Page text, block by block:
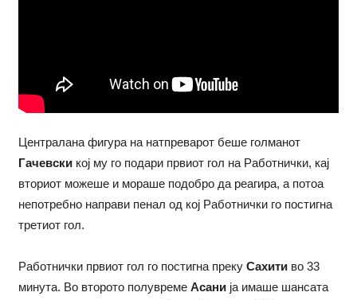
Централана фигура на натпреварот беше голманот
Гачевскикој му го подари првиот гол на Работнички, кај
вториот можеше и мораше подобро да реагира, а потоа
непотребно направи пенал од кој Работнички го постигна
третиот гол.
Работнички првиот гол го постигна преку Сахитиво 33
минута. Во второто полувреме Асанија имаше шансата